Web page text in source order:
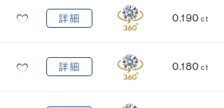
詳細 0.190 ct
詳細 0.180 ct